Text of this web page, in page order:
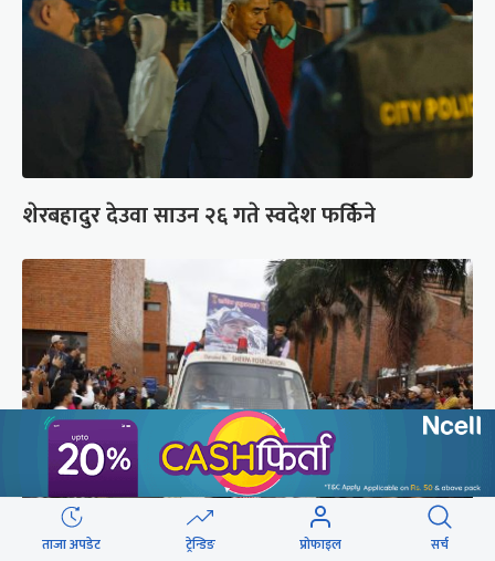
शेरबहादुर देउवा साउन २६ गते स्वदेश फर्किने
ताजा अपडेट ट्रेन्डिङ प्रोफाइल सर्च